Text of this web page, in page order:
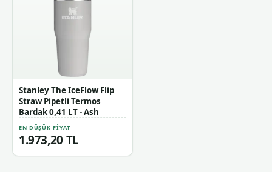
Stanley The IceFlow Flip
Straw Pipetli Termos
Bardak 0,41 LT - Ash
EN DÜŞÜK FIYAT
1.973,20 TL